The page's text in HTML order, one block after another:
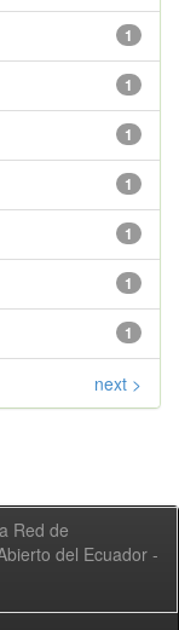
1
1
1
1
1
1
1
next >
Red de
del Ecuador -